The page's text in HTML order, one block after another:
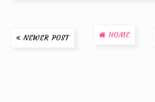
NEWER POST HOME